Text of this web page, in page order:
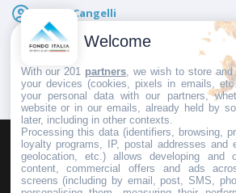
Marco Cangelli
Pubblicato il
HOMEPAGEREDAZIONEINVIA UN
PUBBLICITÀSCRIVI AL DIRETTORE
Welcome
With our 201 partners , we wish to store
your devices (cookies, pixels in emails,
your personal data with our partners,
website or in our emails, already held by
later, including in other contexts.
Processing this data (identifiers, browsing,
loyalty programs, IP, postal addresses and
geolocation, etc.) allows developing and
content, commercial offers and ads
screens (including by email, post, SMS,